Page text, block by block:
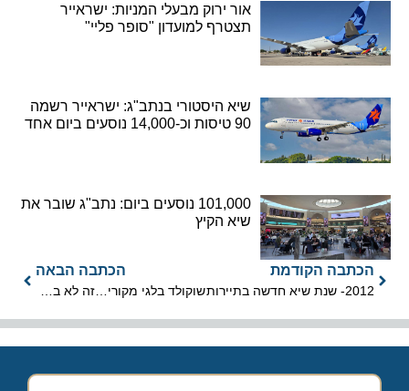
אור ירוק מבעלי המניות: ישראייר
תצטרף למועדון "סופר פליי"
שיא היסטורי בנתב"ג: ישראייר רשמה
90 טיסות וכ-14,000 נוסעים ביום אחד
101,000 נוסעים ביום: נתב"ג שובר את
שיא הקיץ
הכתבה הקודמת
2012- שנת שיא חדשה בתיירות
הכתבה הבאה